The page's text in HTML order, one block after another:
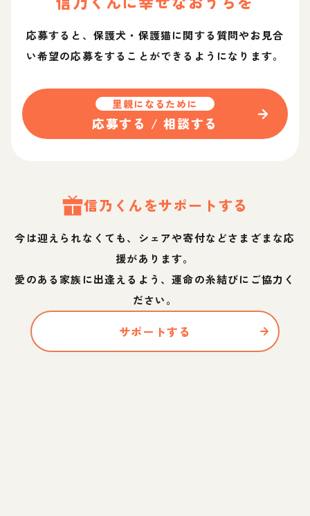
応募すると、保護犬・保護猫に関する質問やお見合
い希望の応募をすることができるようになります。
里親になるために
応募する / 相談する
信乃 くんをサポートする
今は迎えられなくても、シェアや寄付などさまざまな応
援があります。
愛のある家族に出逢えるよう、運命の糸結びにご協力く
ださい。
サポートする